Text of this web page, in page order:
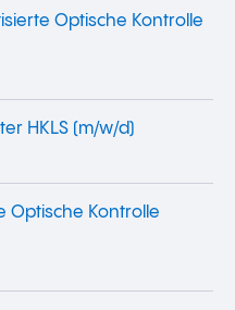
Optische Kontrolle
HKLS (m/w/d)
Optische Kontrolle